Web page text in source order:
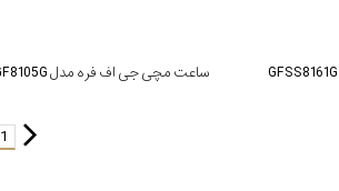
ساعت مچی جی اف فره مدل GF8105G
1